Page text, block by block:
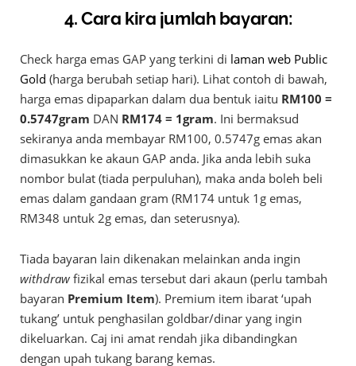
4. Cara kira jumlah bayaran:
Check harga emas GAP yang terkini di laman web Public
Gold (harga berubah setiap hari). Lihat contoh di bawah,
harga emas dipaparkan dalam dua bentuk iaitu RM100 =
0.5747gram DAN RM174 = 1gram. Ini bermaksud
sekiranya anda membayar RM100, 0.5747g emas akan
dimasukkan ke akaun GAP anda. Jika anda lebih suka
nombor bulat (tiada perpuluhan), maka anda boleh beli
emas dalam gandaan gram (RM174 untuk 1g emas,
RM348 untuk 2g emas, dan seterusnya).
Tiada bayaran lain dikenakan melainkan anda ingin
withdraw fizikal emas tersebut dari akaun (perlu tambah
bayaran Premium Item). Premium item ibarat ‘upah
tukang’ untuk penghasilan goldbar/dinar yang ingin
dikeluarkan. Caj ini amat rendah jika dibandingkan
dengan upah tukang barang kemas.